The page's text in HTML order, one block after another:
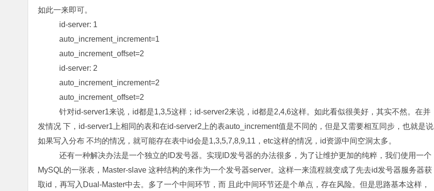
如此一来即可。
id-server: 1
auto_increment_increment=1
auto_increment_offset=2
id-server: 2
auto_increment_increment=2
auto_increment_offset=2
针对id-server1来说，id都是1,3,5这样；id-server2来说，id都是2,4,6这样。如此看似很美好，其实不然。在并
发情况 下，id-server1上相同的表和在id-server2上的表auto_increment值是不同的，但是又需要相互同步，也就是说
如果写入分布 不均的情况，就可能存在表中id会是1,3,5,7,8,9,11，etc这样的情况，id资源中间空洞太多。
还有一种解决办法是一个独立的ID发号器。实现ID发号器的办法很多，为了让维护更加的纯粹，我们使用一个
MySQL的一张表，Master-slave 这种结构的来作为一个发号器server。这样一来流程就变成了先去id发号器服务器获
取id，再写入Dual-Master中去。多了一个中间环节，而 且此中间环节还是个单点，存在风险。但是思路基本这样，